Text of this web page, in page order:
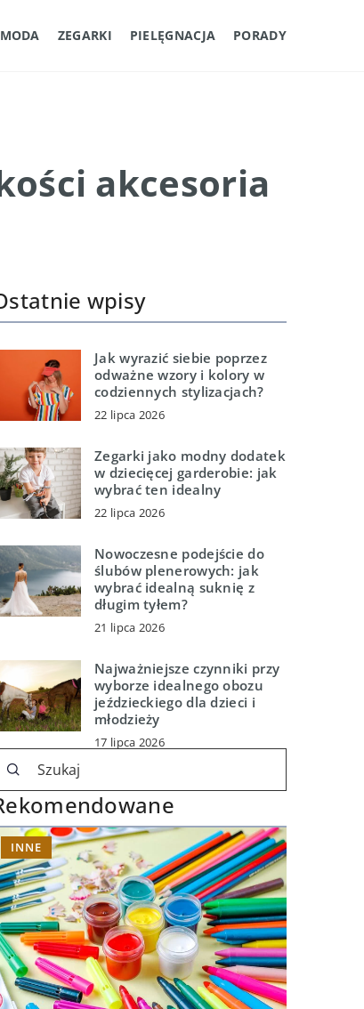
MODA ZEGARKI PIELĘGNACJA PORADY
akcesoria
wpisy
Jak wyrazić siebie poprzez
odważne wzory i kolory w
codziennych stylizacjach?
22 lipca 2026
Zegarki jako modny dodatek
w dziecięcej garderobie: jak
wybrać ten idealny
22 lipca 2026
Nowoczesne podejście do
ślubów plenerowych: jak
wybrać idealną suknię z
długim tyłem?
21 lipca 2026
Najważniejsze czynniki przy
wyborze idealnego obozu
jeździeckiego dla dzieci i
młodzieży
17 lipca 2026
INNE